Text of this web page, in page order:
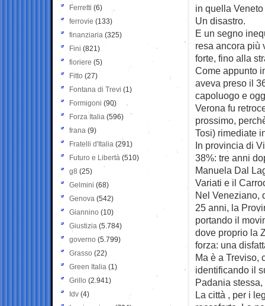
in quella Veneto
Un disastro.
E un segno
resa ancora più
forte, fino alla
Come appunto
aveva preso il
capoluogo e
Verona fu
prossimo,
Tosi) rimediate
In provincia di
38%: tre anni
Manuela Dal
Variati e il
Nel Veneziano,
25 anni, la
portando il
dove proprio la
forza: una
Ma è a Treviso,
identificando il
Padania
La città , per i
Ferretti (6)
ferrovie (133)
finanziaria (325)
Fini (821)
fioriere (5)
Fitto (27)
Fontana di Trevi (1)
Formigoni (90)
Forza Italia (596)
frana (9)
Fratelli d'Italia (291)
Futuro e Libertà (510)
g8 (25)
Gelmini (68)
Genova (542)
Giannino (10)
Giustizia (5.784)
governo (5.799)
Grasso (22)
Green Italia (1)
Grillo (2.941)
Idv (4)